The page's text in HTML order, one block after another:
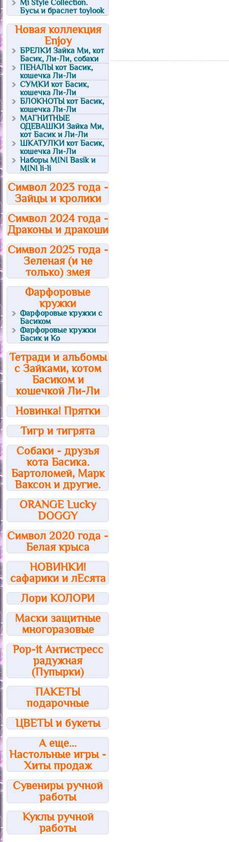
Mi Style Collection.
Бусы и браслет toylook
Новая коллекция
Enjoy
БРЕЛКИ Зайка Ми, кот
Басик, Ли-Ли, собаки
ПЕНАЛЫ кот Басик,
кошечка Ли-Ли
СУМКИ кот Басик,
кошечка Ли-Ли
БЛОКНОТЫ кот Басик,
кошечка Ли-Ли
МАГНИТНЫЕ
ОДЕВАШКИ Зайка Ми,
кот Басик и Ли-Ли
ШКАТУЛКИ кот Басик,
кошечка Ли-Ли
Наборы MINI Basik и
MINI li-li
Символ 2023 года -
Зайцы и кролики
Символ 2024 года -
Драконы и дракоши
Символ 2025 года -
Зеленая (и не
только) змея
Фарфоровые
кружки
Фарфоровые кружки с
Басиком
Фарфоровые кружки
Басик и Ко
Тетради и альбомы
с Зайками, котом
Басиком и
кошечкой Ли-Ли
Новинка! Прятки
Тигр и тигрята
Собаки - друзья
кота Басика.
Бартоломей, Марк
Ваксон и другие.
ORANGE Lucky
DOGGY
Символ 2020 года -
Белая крыса
НОВИНКИ!
сафарики и лЕсята
Лори КОЛОРИ
Маски защитные
многоразовые
Pop-it Антистресс
радужная
(Пупырки)
ПАКЕТЫ
подарочные
ЦВЕТЫ и букеты
А еще...
Настольные игры -
Хиты продаж
Сувениры ручной
работы
Куклы ручной
работы